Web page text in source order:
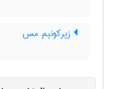
زیرکونیم مس